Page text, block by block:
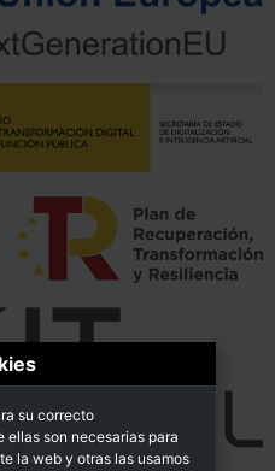
su correcto
ellas son necesarias para
la web y otras las usamos